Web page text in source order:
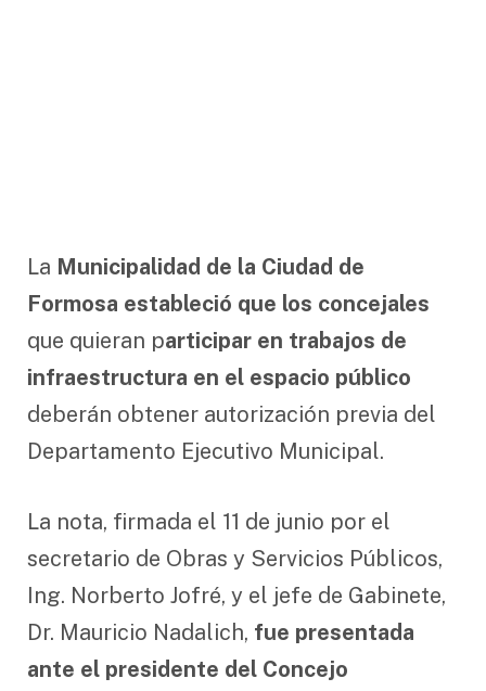
La Municipalidad de la Ciudad de
Formosa estableció que los concejales
que quieran participar en trabajos de
infraestructura en el espacio público
deberán obtener autorización previa del
Departamento Ejecutivo Municipal.
La nota, firmada el 11 de junio por el
secretario de Obras y Servicios Públicos,
Ing. Norberto Jofré, y el jefe de Gabinete,
Dr. Mauricio Nadalich, fue presentada
ante el presidente del Concejo